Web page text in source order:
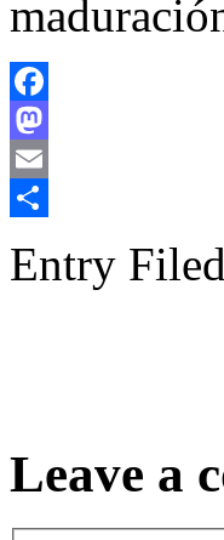
Facebook
Mastodon
Email
Entry
Leave a